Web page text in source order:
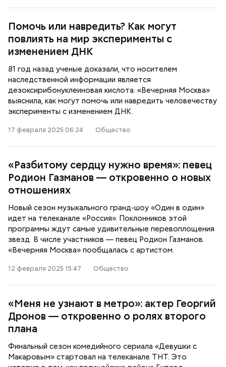
Помочь или навредить? Как могут
повлиять на мир эксперименты с
изменением ДНК
81 год назад ученые доказали, что носителем
наследственной информации является
дезоксирибонуклеиновая кислота. «Вечерняя Москва»
выяснила, как могут помочь или навредить человечеству
эксперименты с изменением ДНК.
17 февраля 2025 06:24 Общество
«Разбитому сердцу нужно время»: певец
Родион Газманов — откровенно о новых
отношениях
Новый сезон музыкального гранд-шоу «Один в один»
идет на телеканале «Россия». Поклонников этой
программы ждут самые удивительные перевоплощения
звезд. В числе участников — певец Родион Газманов.
«Вечерняя Москва» пообщалась с артистом.
12 февраля 2025 15:47 Общество
«Меня не узнают в метро»: актер Георгий
Дронов — откровенно о ролях второго
плана
Финальный сезон комедийного сериала «Девушки с
Макаровым» стартовал на телеканале ТНТ. Это